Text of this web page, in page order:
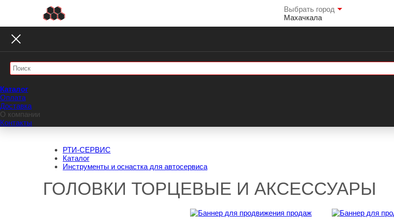
Выбрать город
Махачкала
Каталог
Оплата
Доставка
О компании
Контакты
РТИ-СЕРВИС
Каталог
Инструменты и оснастка для автосервиса
ГОЛОВКИ ТОРЦЕВЫЕ И АКСЕССУАРЫ